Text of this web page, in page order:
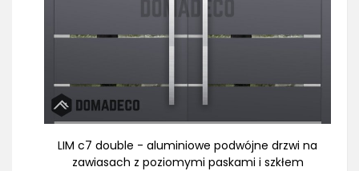
LIM c7 double - aluminiowe podwójne drzwi na
zawiasach z poziomymi paskami i szkłem